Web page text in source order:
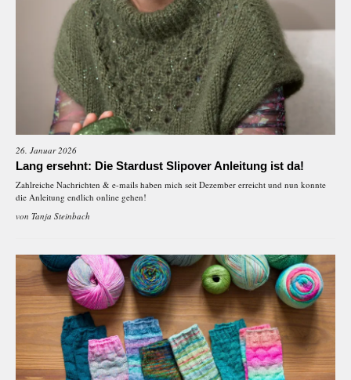
26. Januar 2026
Lang ersehnt: Die Stardust Slipover Anleitung ist da!
Zahlreiche Nachrichten & e-mails haben mich seit Dezember erreicht und nun konnte
die Anleitung endlich online gehen!
von Tanja Steinbach